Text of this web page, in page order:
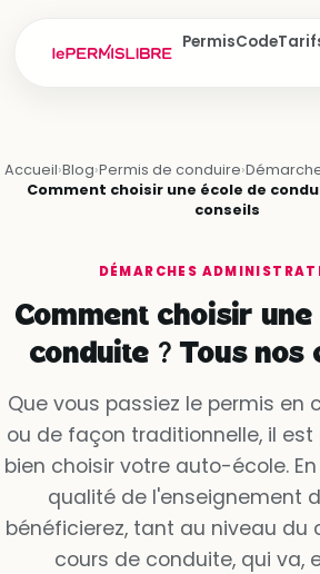
PermisCode
Accueil›Blog›Permis de conduire›
Comment choisir une école de
conseils
DÉMARCHES
Comment choisir une
conduite ? Tous nos
Que vous passiez le permis en
ou de façon traditionnelle, il
bien choisir votre auto-école.
qualité de l'enseignement
bénéficierez, tant au niveau du
cours de conduite, qui va,